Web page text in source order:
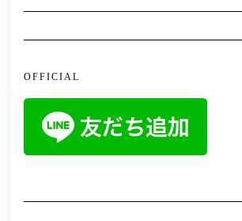
OFFICIAL